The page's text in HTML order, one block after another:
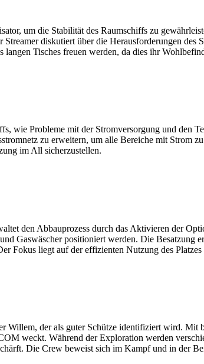
um die Stabilität des Raumschiffs zu
diskutiert über die Herausforderungen
Tisches freuen werden, da dies ihr
wie Probleme mit der Stromversorgung und den
zu erweitern, um alle Bereiche mit Strom
im All sicherzustellen.
den Abbauprozess durch das Aktivieren der
Gaswäscher positioniert werden. Die
Fokus liegt auf der effizienten Nutzung des
Willem, der als guter Schütze identifiziert wird.
weckt. Während der Exploration werden
Die Crew beweist sich im Kampf und in der